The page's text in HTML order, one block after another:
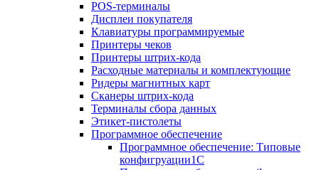
POS-терминалы
Дисплеи покупателя
Клавиатуры программируемые
Принтеры чеков
Принтеры штрих-кода
Расходные материалы и комплектующие
Ридеры магнитных карт
Сканеры штрих-кода
Терминалы сбора данных
Этикет-пистолеты
Программное обеспечение
Программное обеспечение: Типовые
конфигруации1С